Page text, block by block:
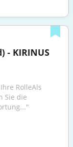
- KIRINUS
Sie die